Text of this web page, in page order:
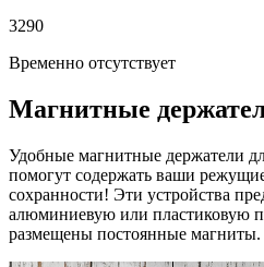
3290
Временно отсутствует
Магнитные
Удобные магнитные держатели
помогут содержать ваши
сохранности! Эти устройства
алюминиевую или пластиковую
размещены постоянные магниты.